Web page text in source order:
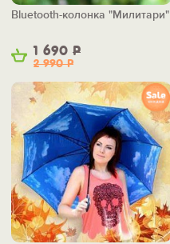
1 690 Р
2 990Р
Bluetooth-колонка "Милитари"